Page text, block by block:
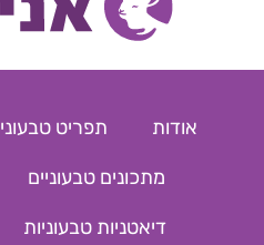
אודות תפריט טבעוני
מתכונים טבעוניים
דיאטניות טבעוניות